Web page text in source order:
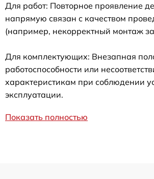
Для работ: Повторное проявление
напрямую связан с качеством
(например, некорректный монтаж
Для комплектующих: Внезапная
работоспособности или
характеристикам при соблюдении
эксплуатации.
Показать полностью